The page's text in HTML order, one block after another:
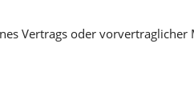
Vertrags oder vorvertraglicher